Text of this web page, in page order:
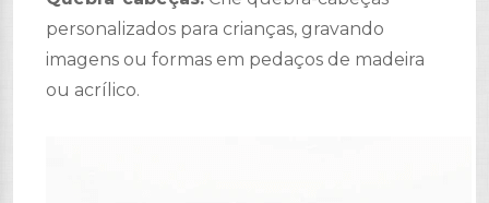
personalizados para crianças, gravando
imagens ou formas em pedaços de madeira
ou acrílico.